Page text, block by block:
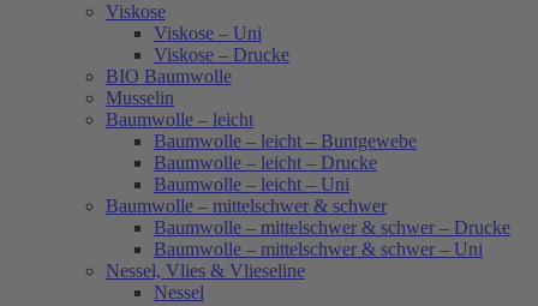
Viskose
Viskose – Uni
Viskose – Drucke
BIO Baumwolle
Musselin
Baumwolle – leicht
Baumwolle – leicht – Buntgewebe
Baumwolle – leicht – Drucke
Baumwolle – leicht – Uni
Baumwolle – mittelschwer & schwer
Baumwolle – mittelschwer & schwer – Drucke
Baumwolle – mittelschwer & schwer – Uni
Nessel, Vlies & Vlieseline
Nessel